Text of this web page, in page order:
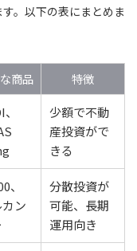
。以下の表にまとめま
商品
特徴
少額で不動
産投資がで
きる
、
ン
分散投資が
可能、長期
運用向き